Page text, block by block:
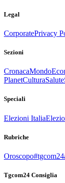
Legal
CorporatePrivacy
Sezioni
CronacaMondo
PlanetCulturaSalute
Speciali
Elezioni Italia
Rubriche
Oroscopo
Tgcom24 Consiglia